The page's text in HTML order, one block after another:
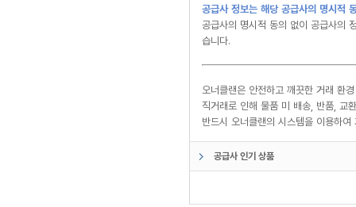
공급사 정보는 해당 공급사의 명시적
공급사의 명시적 동의 없이 공급사의
습니다.
오너클랜은 안전하고 깨끗한 거래 환
직거래로 인해 물품 미 배송, 반품, 교
반드시 오너클랜의 시스템을 이용하
공급사 인기 상품